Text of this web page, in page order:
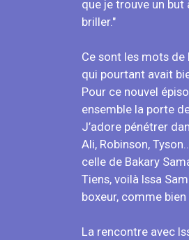
que je trouve un but
briller."
Ce sont les mots de
qui pourtant avait
Pour ce nouvel
ensemble la porte de
J’adore pénétrer
Ali, Robinson,
celle de Bakary
Tiens, voilà Issa
boxeur, comme
La rencontre avec